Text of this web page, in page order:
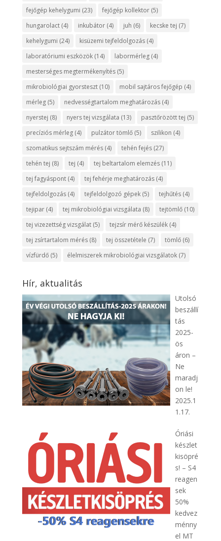
fejőgép kehelygumi (23) fejőgép kollektor(5)
hungarolact(4) inkubátor(4) juh (6) kecske tej (7)
kehelygumi (24) kisüzemi tejfeldolgozás(4)
laboratóriumi eszközök(14) labormérleg(4)
mesterséges megtermékenyítés(5)
mikrobiológiai gyorsteszt(10) mobil sajtáros fejőgép (4)
mérleg(5) nedvességtartalom meghatározás(4)
nyerstej (8) nyers tej vizsgálata (13) pasztőrözött tej (5)
precíziós mérleg(4) pulzátor tömlő(5) szilikon (4)
szomatikus sejtszám mérés(4) tehén fejés(27)
tehén tej (8) tej (4) tej beltartalom elemzés(11)
tej fagyáspont(4) tej fehérje meghatározás(4)
tejfeldolgozás(4) tejfeldolgozó gépek(5) tejhűtés(4)
tejipar(4) tej mikrobiológiai vizsgálata (8) tejtömlő(10)
tej vizezettség vizsgálat(5) tejzsír mérő készülék(4)
tej zsírtartalom mérés(8) tej összetétele (7) tömlő(6)
vízfürdő(5) élelmiszerek mikrobiológiai vizsgálatok(7)
Hír, aktualitás
Utolsó
beszállí
tás
2025-
ös
áron –
Ne
maradj
on le!
2025.1
1.17.
Óriási
készlet
kisöpré
s! – S4
reagen
sek
50%
kedvez
ménny
el MT